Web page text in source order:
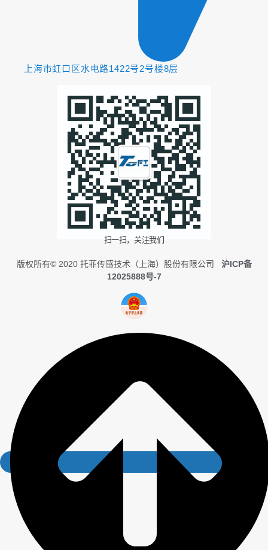
上海市虹口区水电路1422号2号楼8层
扫一扫，关注我们
版权所有© 2020 托菲传感技术（上海）股份有限公司
沪ICP备
12025888号-7